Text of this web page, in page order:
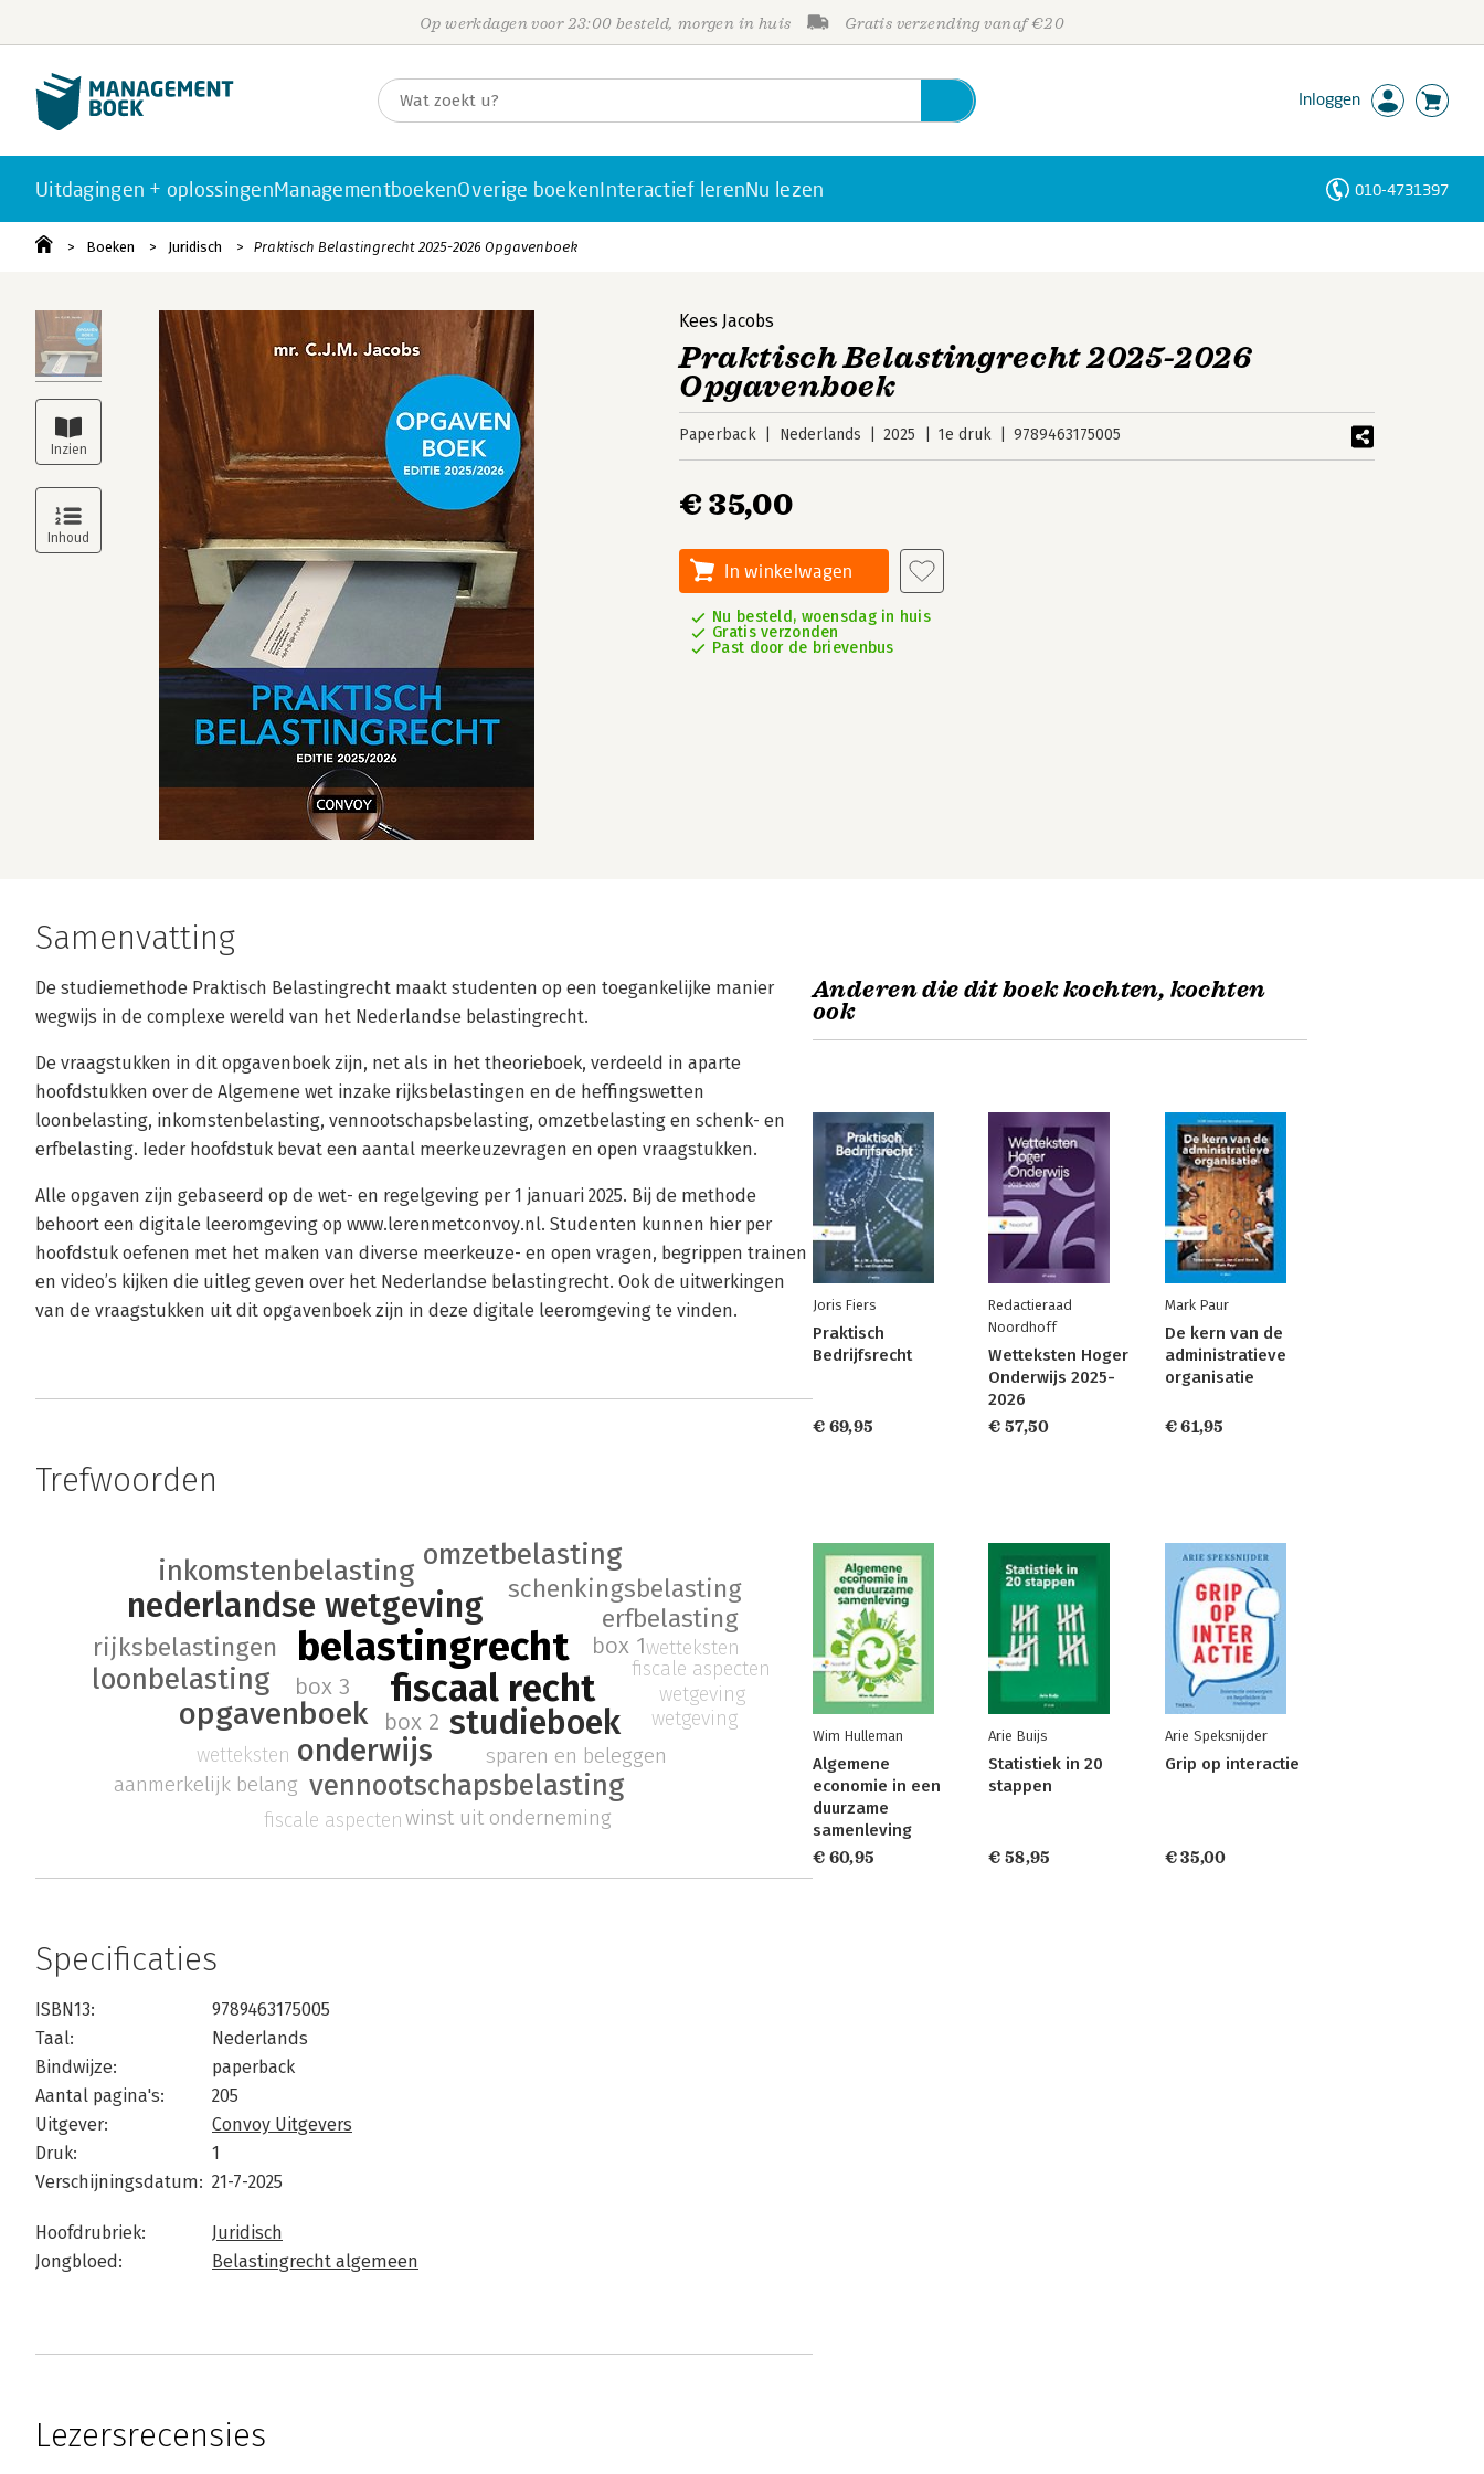
Op werkdagen voor 23:00 besteld, morgen in huis Gratis verzending vanaf €20
Inloggen
Uitdagingen + oplossingenManagementboekenOverige boekenInteractief lerenNu lezen 010-4731397
Boeken Juridisch Praktisch Belastingrecht 2025-2026 Opgavenboek
Kees Jacobs
Praktisch Belastingrecht 2025-2026
Opgavenboek
Paperback Nederlands 2025 1e druk 9789463175005
€ 35,00
In winkelwagen
Nu besteld, woensdag in huis
Gratis verzonden
Past door de brievenbus
Samenvatting
De studiemethode Praktisch Belastingrecht maakt studenten op een toegankelijke manier
wegwijs in de complexe wereld van het Nederlandse belastingrecht.
De vraagstukken in dit opgavenboek zijn, net als in het theorieboek, verdeeld in aparte
hoofdstukken over de Algemene wet inzake rijksbelastingen en de heffingswetten
loonbelasting, inkomstenbelasting, vennootschapsbelasting, omzetbelasting en schenk- en
erfbelasting. Ieder hoofdstuk bevat een aantal meerkeuzevragen en open vraagstukken.
Alle opgaven zijn gebaseerd op de wet- en regelgeving per 1 januari 2025. Bij de methode
behoort een digitale leeromgeving op www.lerenmetconvoy.nl. Studenten kunnen hier per
hoofdstuk oefenen met het maken van diverse meerkeuze- en open vragen, begrippen trainen
en video’s kijken die uitleg geven over het Nederlandse belastingrecht. Ook de uitwerkingen
van de vraagstukken uit dit opgavenboek zijn in deze digitale leeromgeving te vinden.
Trefwoorden
belastingrecht
fiscaal recht
studieboek
nederlandse wetgeving
onderwijs
opgavenboek
vennootschapsbelasting
inkomstenbelasting
loonbelasting
omzetbelasting
rijksbelastingen
schenkingsbelasting
erfbelasting
box 2
box 3
box 1
sparen en beleggen
winst uit onderneming
aanmerkelijk belang
wetteksten
fiscale aspecten
wetgeving
wetteksten
fiscale aspecten
wetgeving
Specificaties
ISBN13:
9789463175005
Taal:
Nederlands
Bindwijze:
paperback
Aantal pagina's:
205
Uitgever:
Convoy Uitgevers
Druk:
1
Verschijningsdatum: 21-7-2025
Hoofdrubriek:
Juridisch
Jongbloed:
Belastingrecht algemeen
Lezersrecensies
Anderen die dit boek kochten, kochten
ook
Joris Fiers
Praktisch
Bedrijfsrecht
€ 69,95
Redactieraad
Noordhoff
Wetteksten Hoger
Onderwijs 2025-
2026
€ 57,50
Mark Paur
De kern van de
administratieve
organisatie
€ 61,95
Wim Hulleman
Algemene
economie in een
duurzame
samenleving
€ 60,95
Arie Buijs
Statistiek in 20
stappen
€ 58,95
Arie Speksnijder
Grip op interactie
€ 35,00
Personen